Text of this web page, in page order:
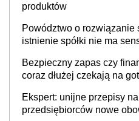
produktów
Powództwo o rozwiązanie
istnienie spółki nie ma
Bezpieczny zapas czy
coraz dłużej czekają na
Ekspert: unijne przepisy
przedsiębiorców nowe